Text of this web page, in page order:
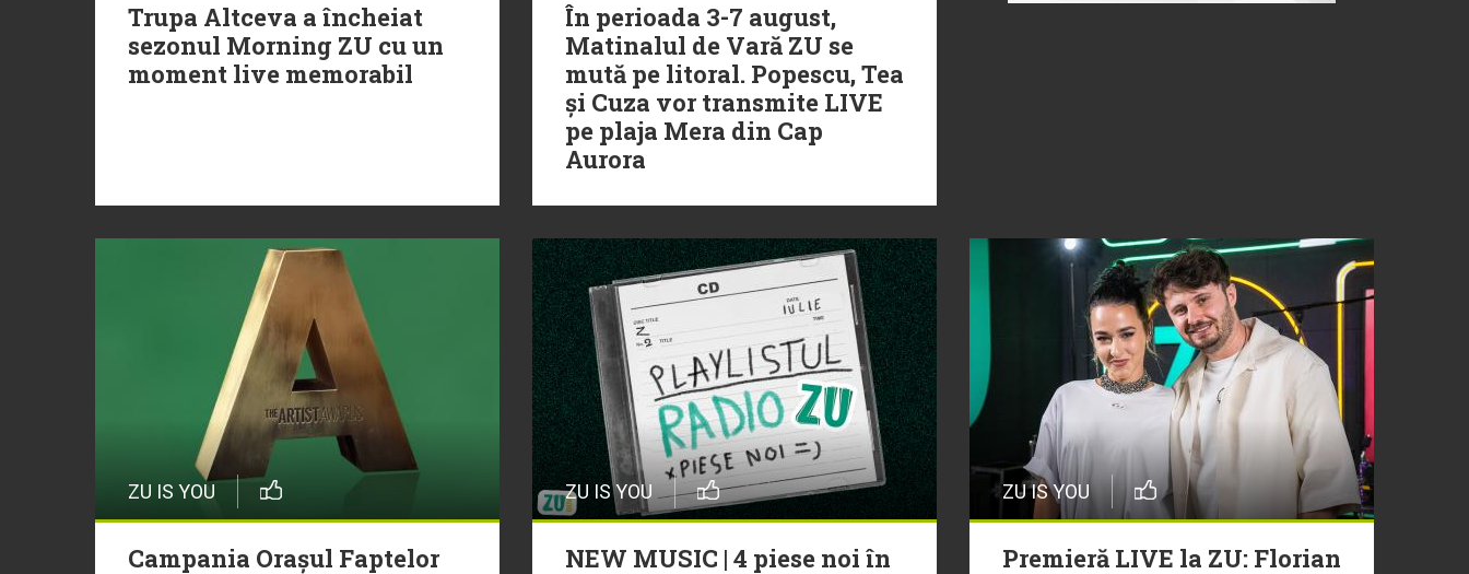
Trupa Altceva a încheiat
sezonul Morning ZU cu un
moment live memorabil
În perioada 3-7 august,
Matinalul de Vară ZU se
mută pe litoral. Popescu, Tea
și Cuza vor transmite LIVE
pe plaja Mera din Cap
Aurora
ZU IS YOU
Campania Orașul Faptelor
ZU IS YOU
NEW MUSIC | 4 piese noi în
ZU IS YOU
Premieră LIVE la ZU: Florian